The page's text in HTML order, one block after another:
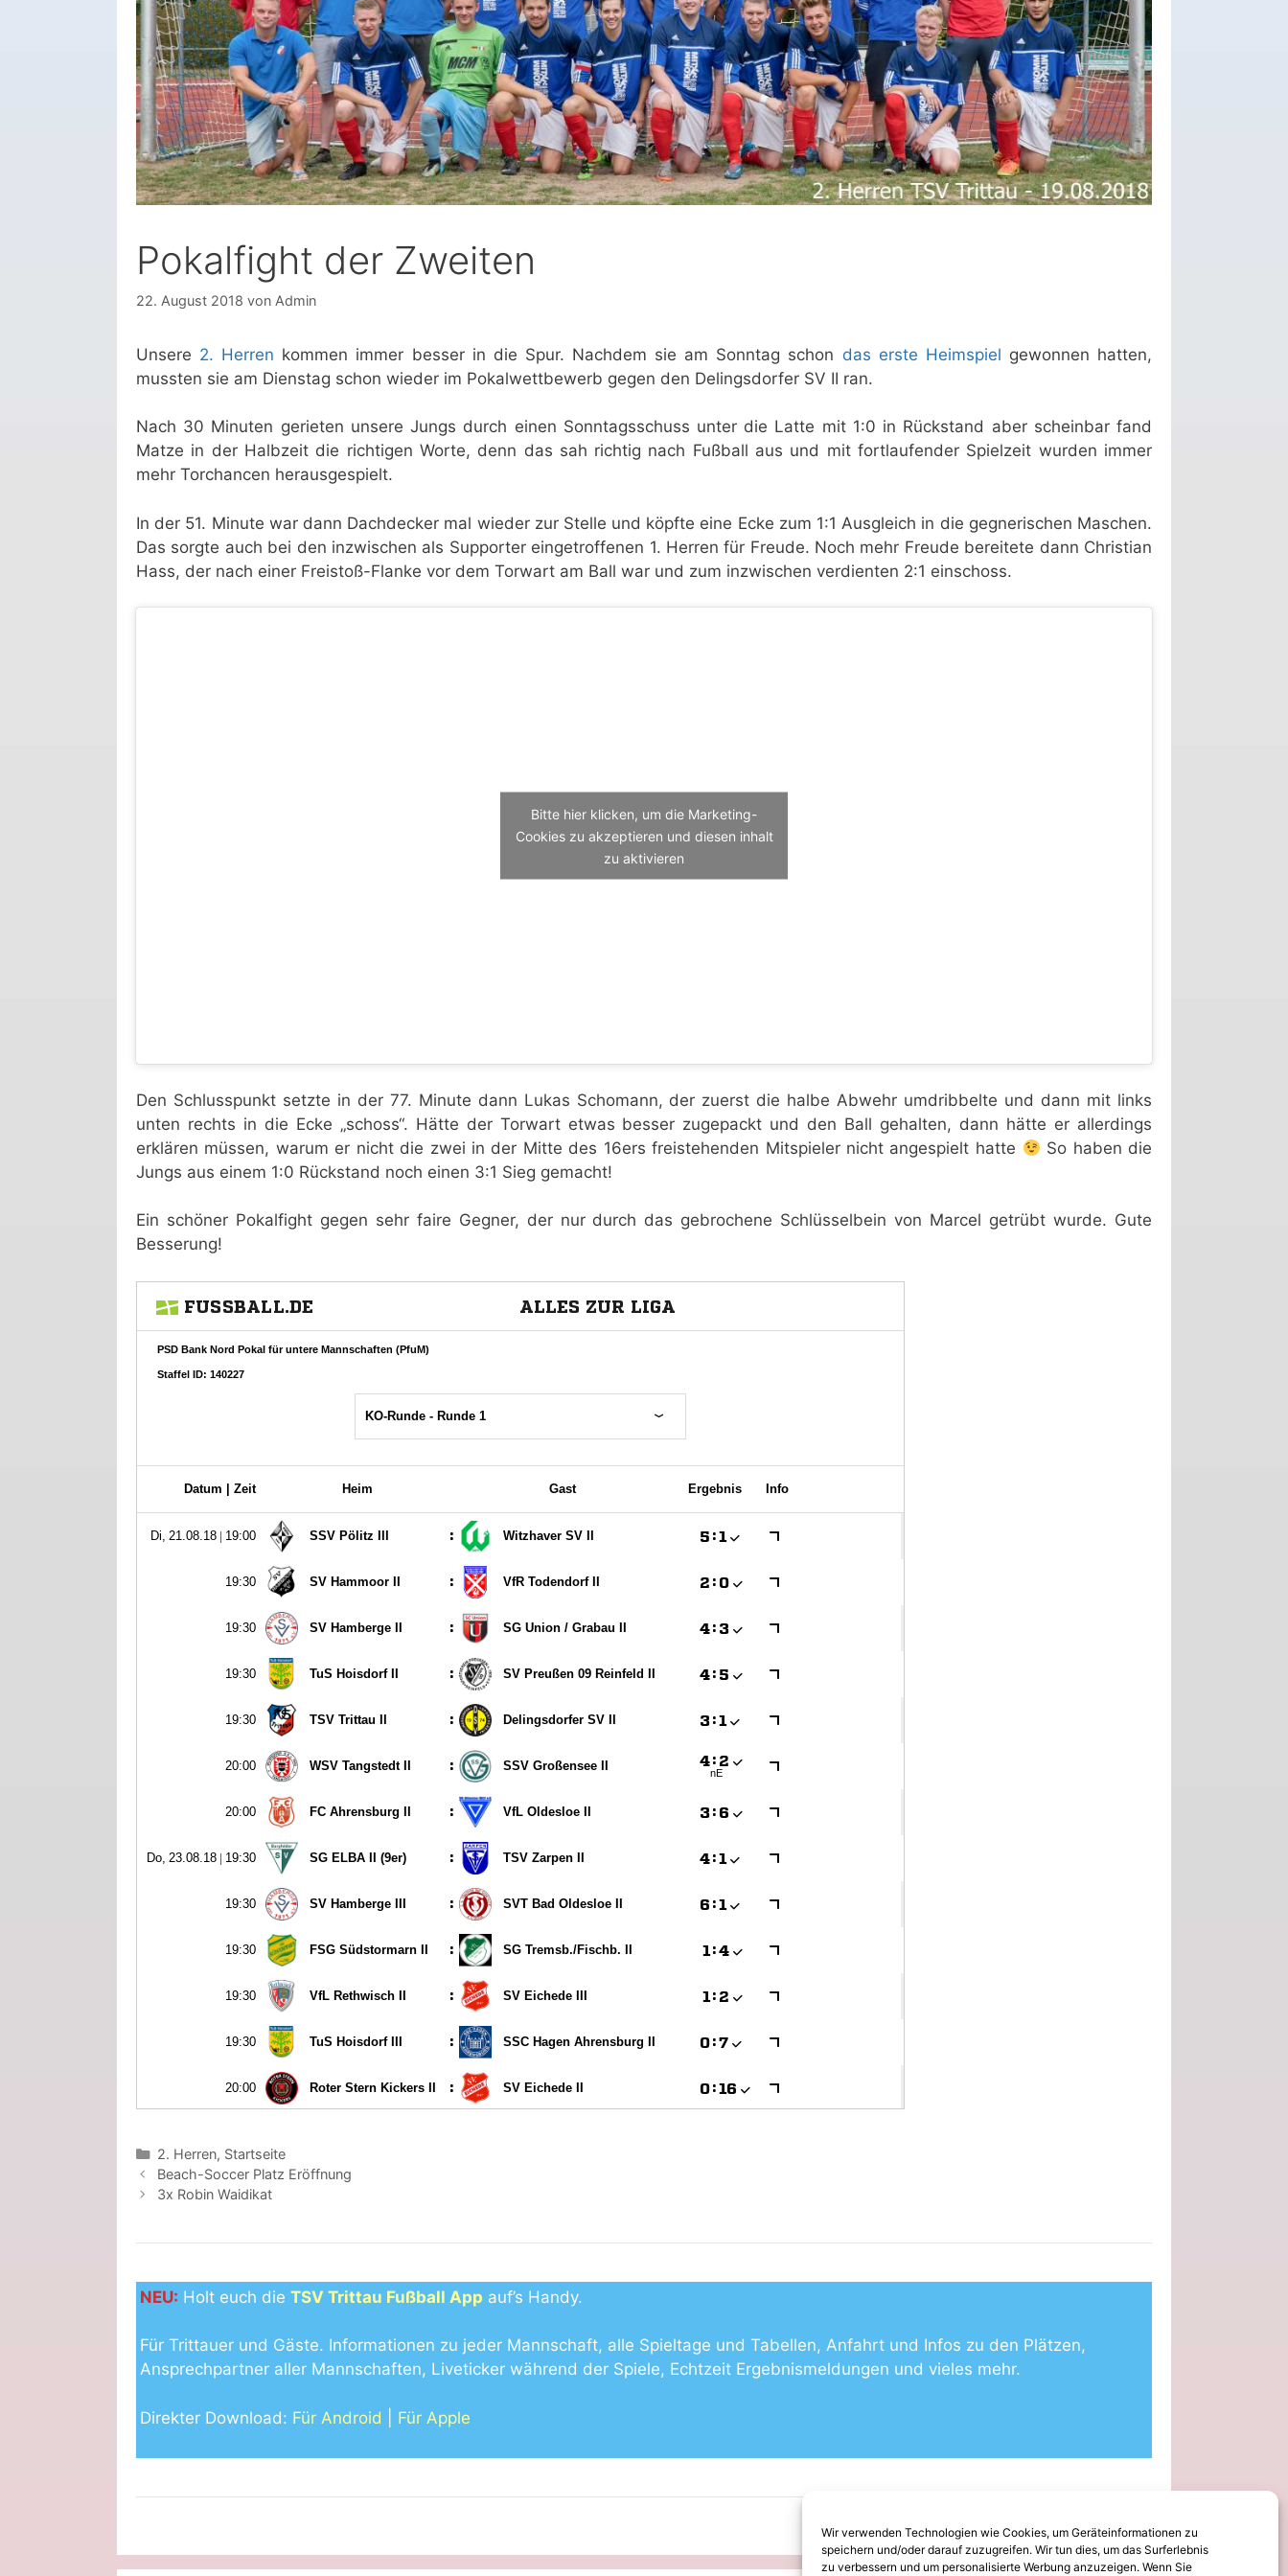
Wir verwenden Technologien wie Cookies, um Geräteinformationen zu
speichern und/oder darauf zuzugreifen. Wir tun dies, um das Surferlebnis
zu verbessern und um personalisierte Werbung anzuzeigen. Wenn Sie
Pokalfight der Zweiten
22. August 2018 von Admin
Unsere 2. Herren kommen immer besser in die Spur. Nachdem sie am Sonntag schon das erste Heimspiel gewonnen hatten,
mussten sie am Dienstag schon wieder im Pokalwettbewerb gegen den Delingsdorfer SV II ran.
Nach 30 Minuten gerieten unsere Jungs durch einen Sonntagsschuss unter die Latte mit 1:0 in Rückstand aber scheinbar fand
Matze in der Halbzeit die richtigen Worte, denn das sah richtig nach Fußball aus und mit fortlaufender Spielzeit wurden immer
mehr Torchancen herausgespielt.
In der 51. Minute war dann Dachdecker mal wieder zur Stelle und köpfte eine Ecke zum 1:1 Ausgleich in die gegnerischen Maschen.
Das sorgte auch bei den inzwischen als Supporter eingetroffenen 1. Herren für Freude. Noch mehr Freude bereitete dann Christian
Hass, der nach einer Freistoß-Flanke vor dem Torwart am Ball war und zum inzwischen verdienten 2:1 einschoss.
Bitte hier klicken, um die Marketing-
Cookies zu akzeptieren und diesen inhalt
zu aktivieren
Den Schlusspunkt setzte in der 77. Minute dann Lukas Schomann, der zuerst die halbe Abwehr umdribbelte und dann mit links
unten rechts in die Ecke „schoss“. Hätte der Torwart etwas besser zugepackt und den Ball gehalten, dann hätte er allerdings
erklären müssen, warum er nicht die zwei in der Mitte des 16ers freistehenden Mitspieler nicht angespielt hatte
So haben die
Jungs aus einem 1:0 Rückstand noch einen 3:1 Sieg gemacht!
Ein schöner Pokalfight gegen sehr faire Gegner, der nur durch das gebrochene Schlüsselbein von Marcel getrübt wurde. Gute
Besserung!
Kategorien
2. Herren, Startseite
Beach-Soccer Platz Eröffnung
3x Robin Waidikat
NEU: Holt euch die TSV Trittau Fußball App auf’s Handy.
Für Trittauer und Gäste. Informationen zu jeder Mannschaft, alle Spieltage und Tabellen, Anfahrt und Infos zu den Plätzen,
Ansprechpartner aller Mannschaften, Liveticker während der Spiele, Echtzeit Ergebnismeldungen und vieles mehr.
Direkter Download: Für Android Für Apple